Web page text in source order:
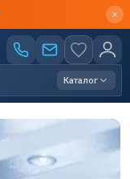
Каталог